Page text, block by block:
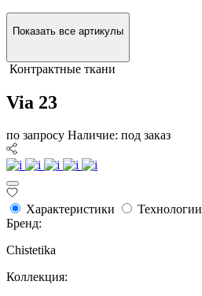
Показать все артикулы
Контрактные ткани
Via 23
по запросу Наличие: под заказ
Характеристики
Технологии
Бренд:
Chistetika
Коллекция: